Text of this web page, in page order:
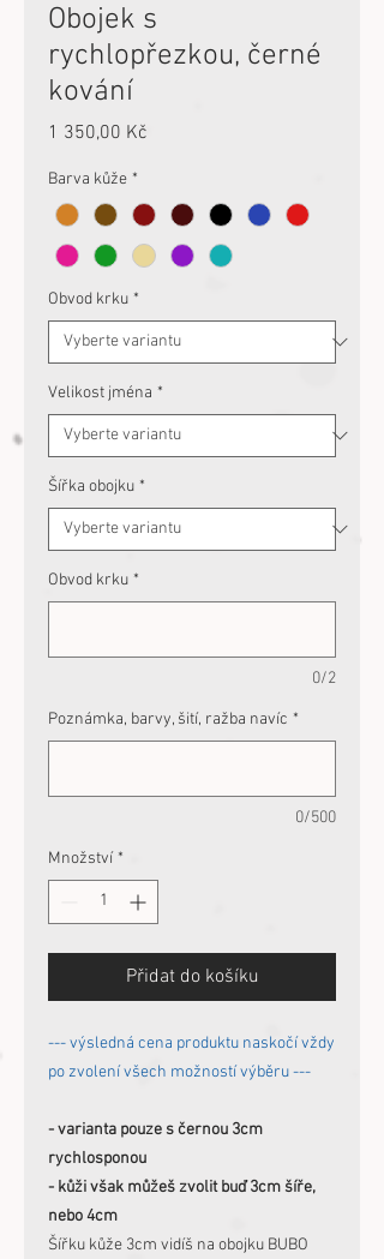
Obojek s
rychlopřezkou, černé
kování
1 350,00 Kč
Barva kůže *
Obvod krku *
Velikost jména *
Šířka obojku *
Obvod krku *
0/2
Poznámka, barvy, šití, ražba navíc *
0/500
Množství *
Přidat do košíku
--- výsledná cena produktu naskočí vždy
po zvolení všech možností výběru ---
- varianta pouze s černou 3cm
rychlosponou
- kůži však můžeš zvolit buď 3cm šíře,
nebo 4cm
Šířku kůže 3cm vidíš na obojku BUBO